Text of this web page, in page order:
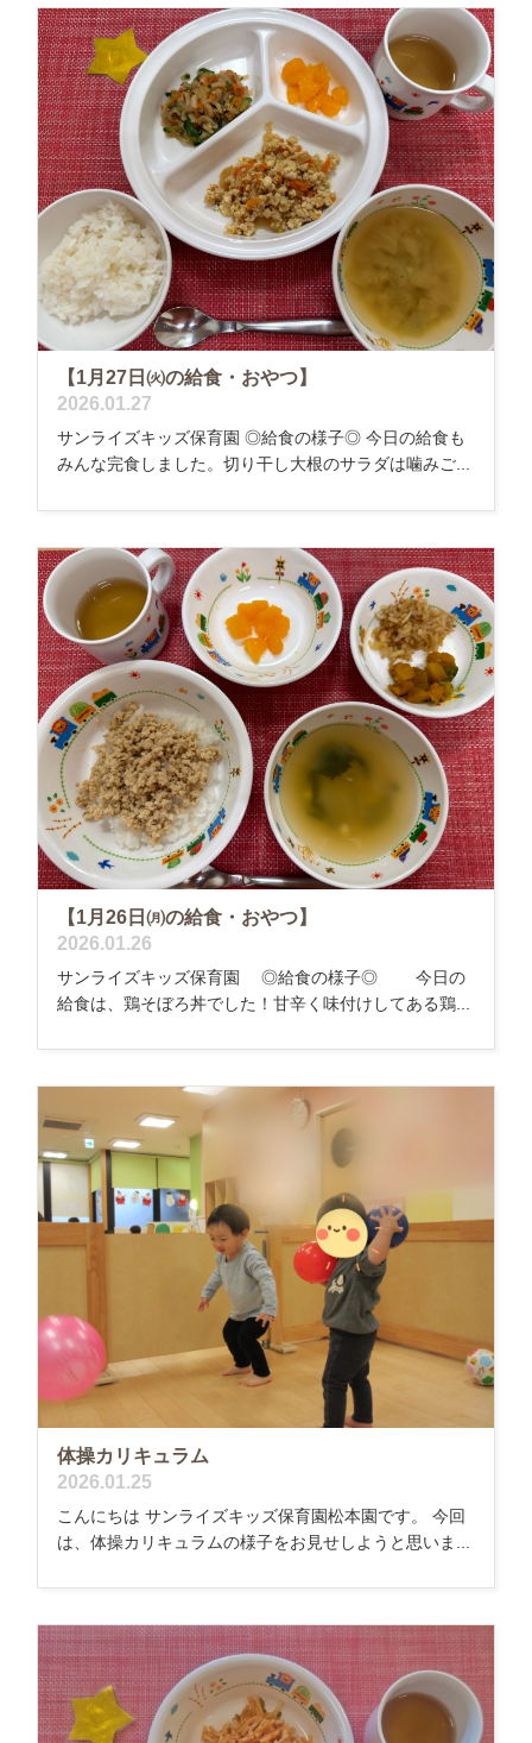
【1月27日㈫の給食・おやつ】
2026.01.27
サンライズキッズ保育園 ◎給食の様子◎ 今日の給食も
みんな完食しました。切り干し大根のサラダは噛みご...
【1月26日㈪の給食・おやつ】
2026.01.26
サンライズキッズ保育園 ◎給食の様子◎ 今日の
給食は、鶏そぼろ丼でした！甘辛く味付けしてある鶏...
体操カリキュラム
2026.01.25
こんにちは サンライズキッズ保育園松本園です。 今回
は、体操カリキュラムの様子をお見せしようと思いま...